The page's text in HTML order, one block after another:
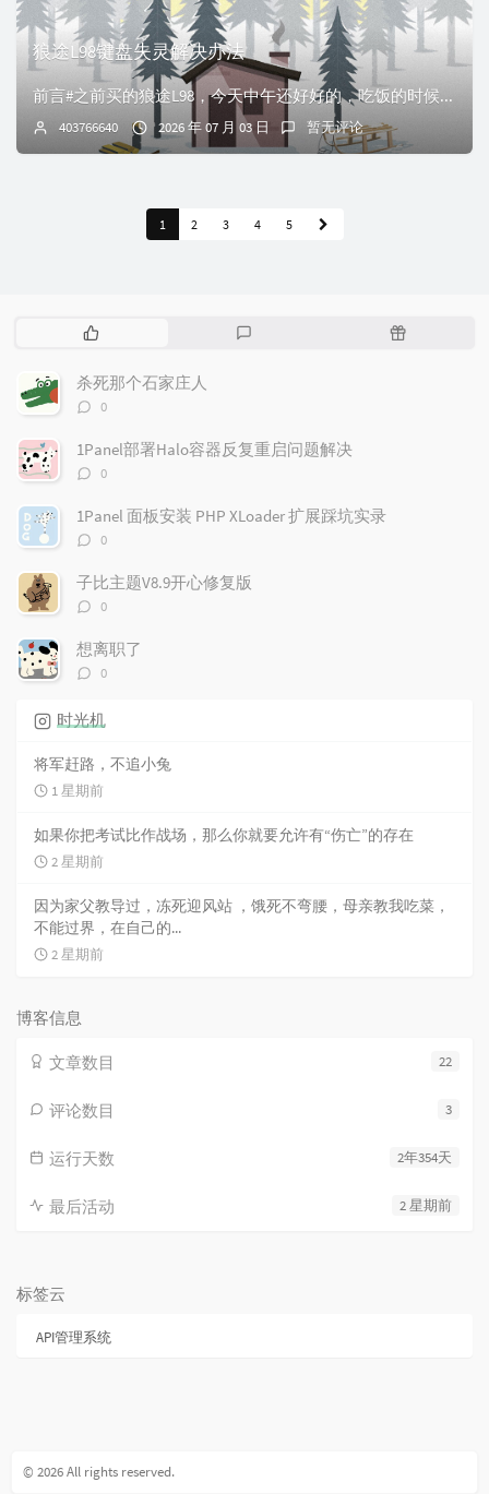
狼途L98键盘失灵解决办法
前言#之前买的狼途L98，今天中午还好好的，吃饭的时候给拔下来扔一边，吃完饭再次插上就发现出来右上角的旋钮正常、RGB灯正常外，所有按键都不好用了。后面甚...
403766640 2026 年 07 月 03 日 暂无评论
1 2 3 4 5
热
文
章
随
杀死那个石家庄人
评
数：
0
1Panel部署Halo容器反复重启问题解决
评
数：
0
1Panel 面板安装 PHP XLoader 扩展踩坑实录
评
数：
0
子比主题V8.9开心修复版
评
数：
0
想离职了
评
0
时光机
将军赶路，不追小兔
1 星期前
如果你把考试比作战场，那么你就要允许有“伤亡”的存在
2 星期前
因为家父教导过，冻死迎风站 ，饿死不弯腰，母亲教我吃菜，
不能过界，在自己的...
2 星期前
博客信息
22
文章数目
3
评论数目
2年354天
运行天数
2 星期前
最后活动
标签云
API管理系统
© 2026 All rights reserved.